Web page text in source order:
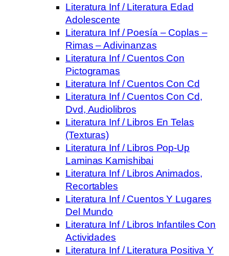
Literatura Inf / Literatura Edad
Adolescente
Literatura Inf / Poesía – Coplas –
Rimas – Adivinanzas
Literatura Inf / Cuentos Con
Pictogramas
Literatura Inf / Cuentos Con Cd
Literatura Inf / Cuentos Con Cd,
Dvd, Audiolibros
Literatura Inf / Libros En Telas
(Texturas)
Literatura Inf / Libros Pop-Up
Laminas Kamishibai
Literatura Inf / Libros Animados,
Recortables
Literatura Inf / Cuentos Y Lugares
Del Mundo
Literatura Inf / Libros Infantiles Con
Actividades
Literatura Inf / Literatura Positiva Y